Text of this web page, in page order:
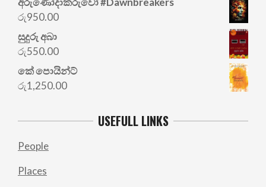
රු950.00
සුදුරු අබා
රු550.00
කේ පොයින්ට්
රු1,250.00
USEFULL LINKS
People
Places